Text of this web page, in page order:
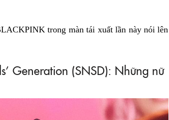
trong màn tái xuất lần này nói lên
Generation (SNSD): Những nữ